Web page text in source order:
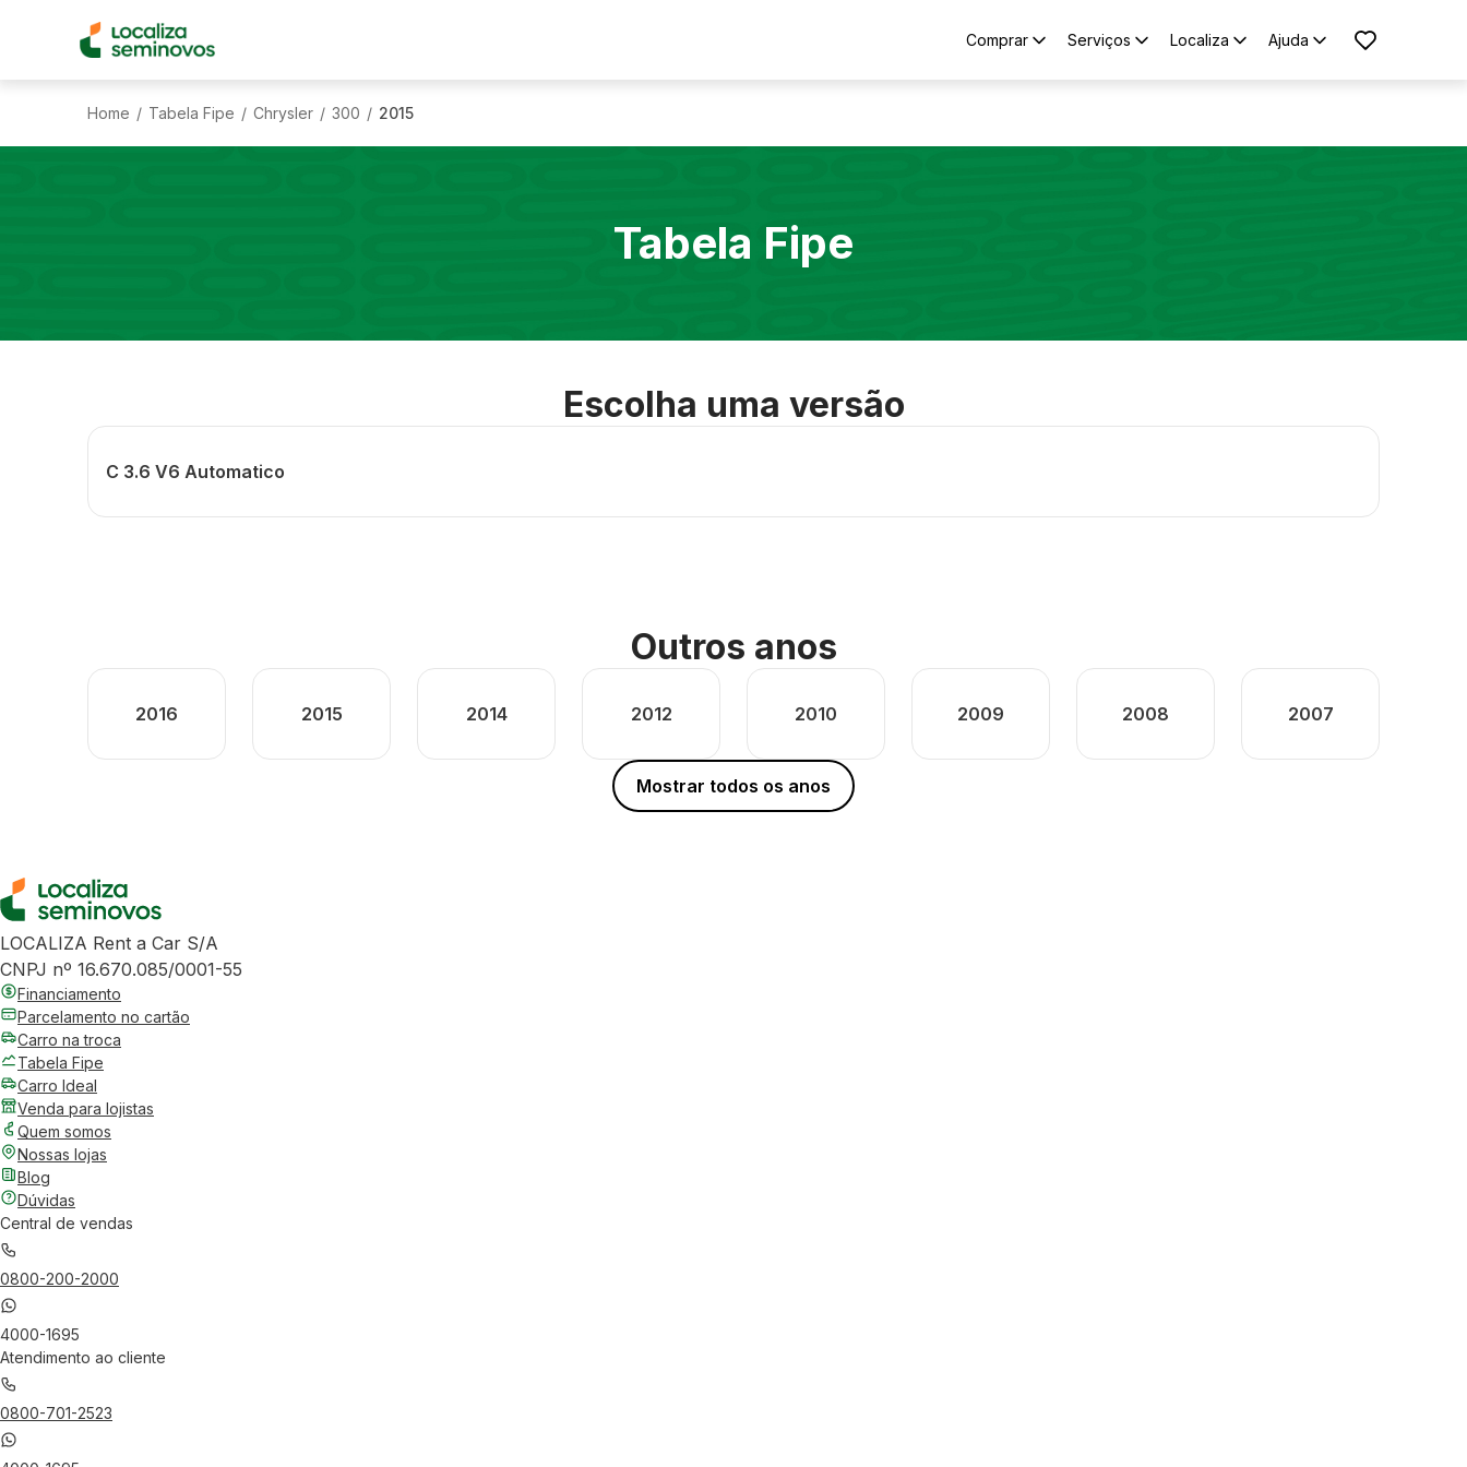
Comprar Serviços Localiza Ajuda
Home / Tabela Fipe / Chrysler / 300 / 2015
Tabela Fipe
Escolha uma versão
C 3.6 V6 Automatico
Outros anos
2016 2015 2014 2012 2010 2009 2008 2007
Mostrar todos os anos
LOCALIZA Rent a Car S/A
CNPJ nº 16.670.085/0001-55
Financiamento
Parcelamento no cartão
Carro na troca
Tabela Fipe
Carro Ideal
Venda para lojistas
Quem somos
Nossas lojas
Blog
Dúvidas
Central de vendas
0800-200-2000
4000-1695
Atendimento ao cliente
0800-701-2523